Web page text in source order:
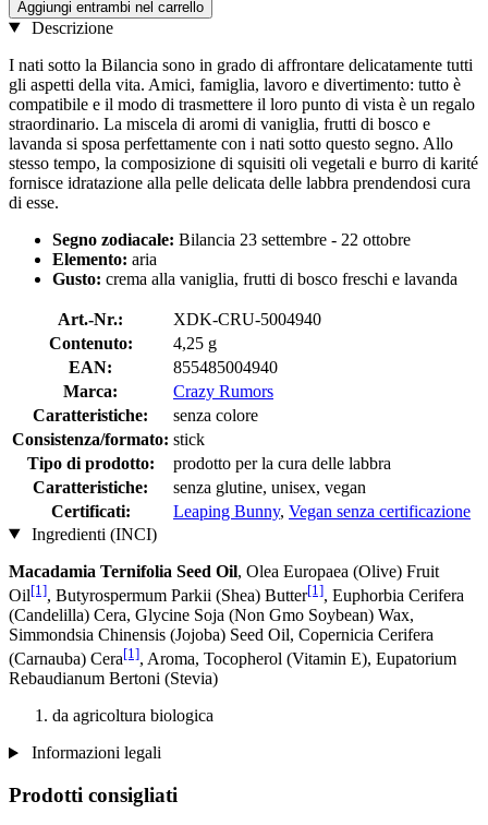
Aggiungi entrambi nel carrello
Descrizione
I nati sotto la Bilancia sono in grado di affrontare delicatamente tutti
gli aspetti della vita. Amici, famiglia, lavoro e divertimento: tutto è
compatibile e il modo di trasmettere il loro punto di vista è un regalo
straordinario. La miscela di aromi di vaniglia, frutti di bosco e
lavanda si sposa perfettamente con i nati sotto questo segno. Allo
stesso tempo, la composizione di squisiti oli vegetali e burro di karité
fornisce idratazione alla pelle delicata delle labbra prendendosi cura
di esse.
Segno zodiacale: Bilancia 23 settembre - 22 ottobre
Elemento: aria
Gusto: crema alla vaniglia, frutti di bosco freschi e lavanda
Art.-Nr.:
XDK-CRU-5004940
Contenuto:
4,25 g
EAN:
855485004940
Marca:
Crazy Rumors
Caratteristiche:
senza colore
Consistenza/formato: stick
Tipo di prodotto:
prodotto per la cura delle labbra
Caratteristiche:
senza glutine, unisex, vegan
Certificati:
Leaping Bunny, Vegan senza certificazione
Ingredienti (INCI)
Macadamia Ternifolia Seed Oil, Olea Europaea (Olive) Fruit
Oil[1], Butyrospermum Parkii (Shea) Butter[1], Euphorbia Cerifera
(Candelilla) Cera, Glycine Soja (Non Gmo Soybean) Wax,
Simmondsia Chinensis (Jojoba) Seed Oil, Copernicia Cerifera
(Carnauba) Cera[1], Aroma, Tocopherol (Vitamin E), Eupatorium
Rebaudianum Bertoni (Stevia)
da agricoltura biologica
Informazioni legali
Prodotti consigliati